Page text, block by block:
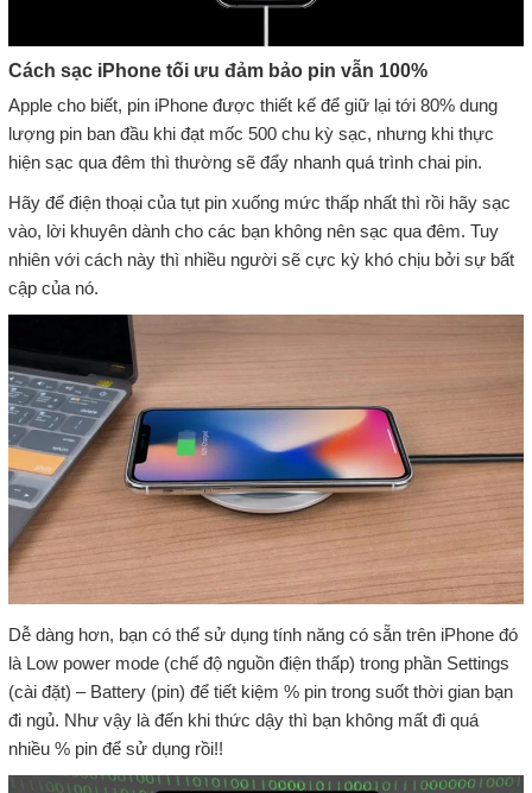
Cách sạc iPhone tối ưu đảm bảo pin vẫn 100%
Apple cho biết, pin iPhone được thiết kế để giữ lại tới 80% dung
lượng pin ban đầu khi đạt mốc 500 chu kỳ sạc, nhưng khi thực
hiện sạc qua đêm thì thường sẽ đẩy nhanh quá trình chai pin.
Hãy để điện thoại của tụt pin xuống mức thấp nhất thì rồi hãy sạc
vào, lời khuyên dành cho các bạn không nên sạc qua đêm. Tuy
nhiên với cách này thì nhiều người sẽ cực kỳ khó chịu bởi sự bất
cập của nó.
Dễ dàng hơn, bạn có thể sử dụng tính năng có sẵn trên iPhone đó
là Low power mode (chế độ nguồn điện thấp) trong phần Settings
(cài đặt) – Battery (pin) để tiết kiệm % pin trong suốt thời gian bạn
đi ngủ. Như vậy là đến khi thức dậy thì bạn không mất đi quá
nhiều % pin để sử dụng rồi!!